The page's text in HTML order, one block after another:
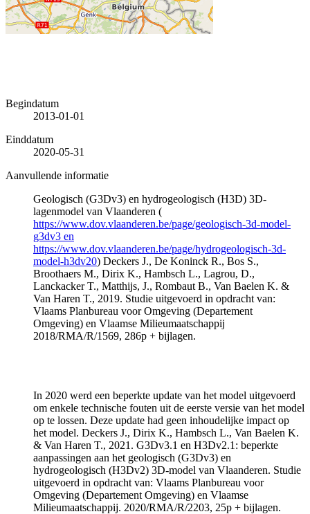
Begindatum
2013-01-01
Einddatum
2020-05-31
Aanvullende informatie
Geologisch (G3Dv3) en hydrogeologisch (H3D) 3D-
lagenmodel van Vlaanderen (
https://www.dov.vlaanderen.be/page/geologisch-3d-model-
g3dv3 en
https://www.dov.vlaanderen.be/page/hydrogeologisch-3d-
model-h3dv20) Deckers J., De Koninck R., Bos S.,
Broothaers M., Dirix K., Hambsch L., Lagrou, D.,
Lanckacker T., Matthijs, J., Rombaut B., Van Baelen K. &
Van Haren T., 2019. Studie uitgevoerd in opdracht van:
Vlaams Planbureau voor Omgeving (Departement
Omgeving) en Vlaamse Milieumaatschappij
2018/RMA/R/1569, 286p + bijlagen.
In 2020 werd een beperkte update van het model uitgevoerd
om enkele technische fouten uit de eerste versie van het model
op te lossen. Deze update had geen inhoudelijke impact op
het model. Deckers J., Dirix K., Hambsch L., Van Baelen K.
& Van Haren T., 2021. G3Dv3.1 en H3Dv2.1: beperkte
aanpassingen aan het geologisch (G3Dv3) en
hydrogeologisch (H3Dv2) 3D-model van Vlaanderen. Studie
uitgevoerd in opdracht van: Vlaams Planbureau voor
Omgeving (Departement Omgeving) en Vlaamse
Milieumaatschappij. 2020/RMA/R/2203, 25p + bijlagen.